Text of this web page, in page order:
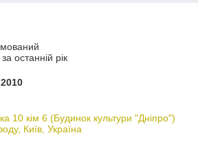
останній рік
10 кім 6 (Будинок культури "Дніпро")
Київ, Україна